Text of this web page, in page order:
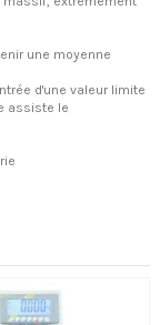
une moyenne
d'une valeur limite
assiste le